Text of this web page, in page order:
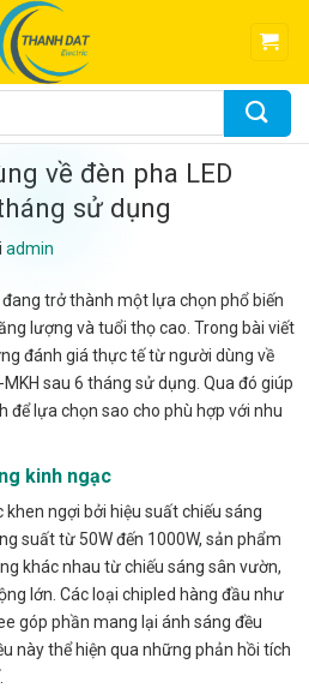
về đèn pha LED
sử dụng
admin
đang trở thành một lựa chọn phổ biến
lượng và tuổi thọ cao. Trong bài viết
đánh giá thực tế từ người dùng về
sau 6 tháng sử dụng. Qua đó giúp
để lựa chọn sao cho phù hợp với nhu
kinh ngạc
khen ngợi bởi hiệu suất chiếu sáng
suất từ 50W đến 1000W, sản phẩm
khác nhau từ chiếu sáng sân vườn,
lớn. Các loại chipled hàng đầu như
góp phần mang lại ánh sáng đều
này thể hiện qua những phản hồi tích